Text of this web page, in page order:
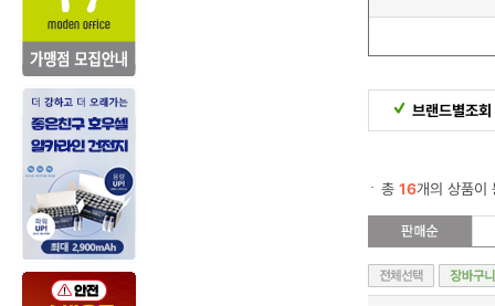
브랜드별조회
총 16개의 상품이